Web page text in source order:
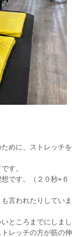
めに、ストレッチを
す。
です。（２０秒+６
言われたりしていま
ところまでにしまし
レッチの方が筋の伸